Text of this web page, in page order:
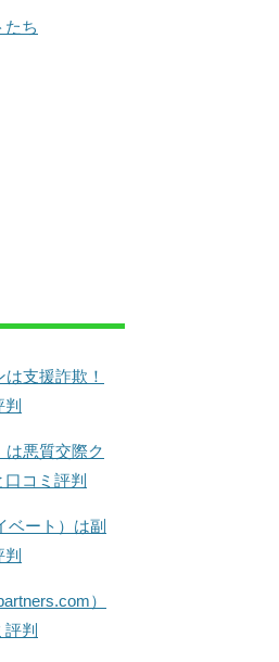
たち
支援詐欺！
悪質交際ク
コミ評判
ベート）は副
）
判